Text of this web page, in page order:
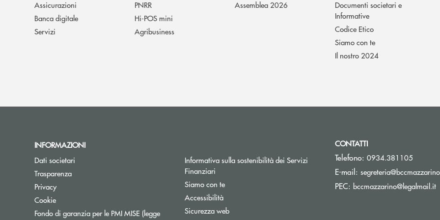
Assicurazioni
Banca digitale
Servizi
PNRR
Hi-POS mini
Agribusiness
Assemblea 2026
Documenti societari e
Informative
Codice Etico
Siamo con te
Il nostro 2024
INFORMAZIONI
Dati societari
Trasparenza
Privacy
Cookie
Fondo di garanzia per le PMI MISE (legge
Informativa sulla sostenibilità dei Servizi
Finanziari
Siamo con te
Accessibilità
Sicurezza web
CONTATTI
Telefono: 0934.381105
E-mail:
PEC: bccmazzarino@legalmail.it